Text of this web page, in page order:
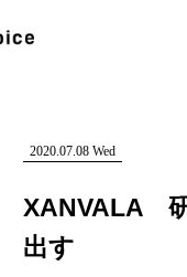
特化メディア
2020.07.08 Wed
XANVALA 研
出す